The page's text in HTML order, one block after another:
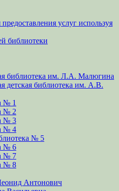
услуг используя
библиотеки
библиотека им. Л.А. Малюгина
детская библиотека им. А.В.
№ 1
№ 2
№ 3
№ 4
№ 5
№ 6
№ 7
№ 8
Антонович